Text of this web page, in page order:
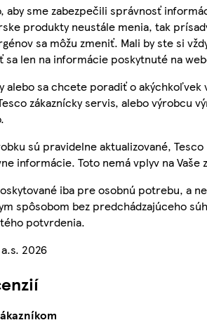
aby sme zabezpečili správnosť
produkty neustále menia, tak
sa môžu zmeniť. Mali by ste si
sa len na informácie poskytnuté na
alebo sa chcete poradiť o akýchkoľvek
zákaznícky servis, alebo výrobcu
sú pravidelne aktualizované,
informácie. Toto nemá vplyv na Vaše
iba pre osobnú potrebu, a
spôsobom bez predchádzajúceho
potvrdenia.
a.s. 2026